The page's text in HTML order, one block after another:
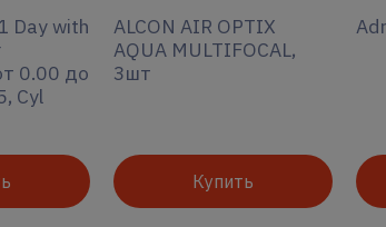
Day with
0.00 до
Cyl
ALCON AIR OPTIX
AQUA MULTIFOCAL,
3шт
Купить